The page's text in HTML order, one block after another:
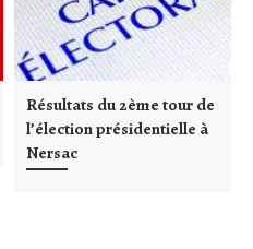
Résultats du 2ème tour de
l’élection présidentielle à
Nersac